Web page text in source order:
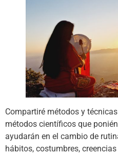
Compartiré métodos y
métodos científicos que
ayudarán en el cambio de
hábitos, costumbres,